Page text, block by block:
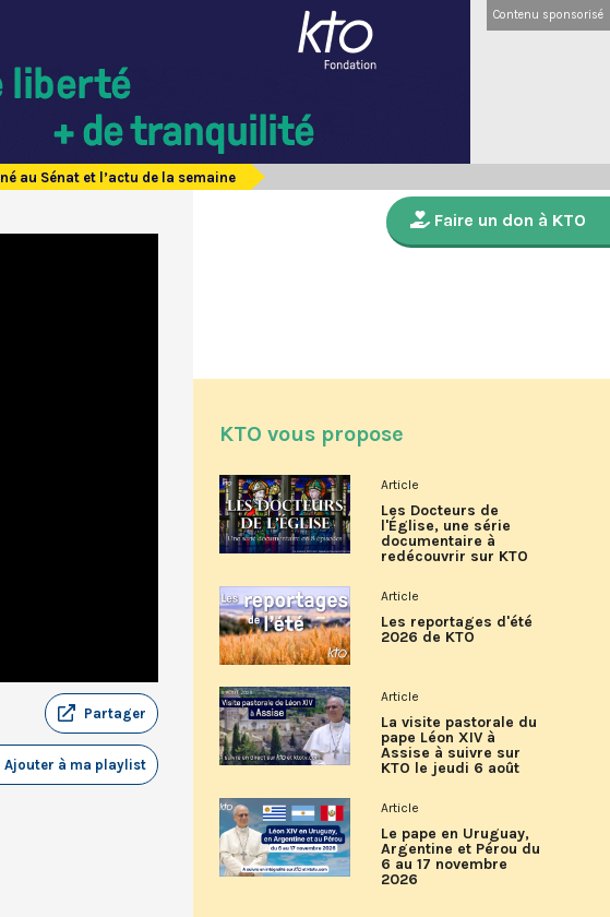
Contenu sponsorisé
au Sénat et l’actu de la semaine
Partager
Ajouter à ma playlist
Faire un don à KTO
KTO vous propose
Article
Les Docteurs de
l'Église, une série
documentaire à
redécouvrir sur KTO
Article
Les reportages d'été
2026 de KTO
Article
La visite pastorale du
pape Léon XIV à
Assise à suivre sur
KTO le jeudi 6 août
Article
Le pape en Uruguay,
Argentine et Pérou du
6 au 17 novembre
2026